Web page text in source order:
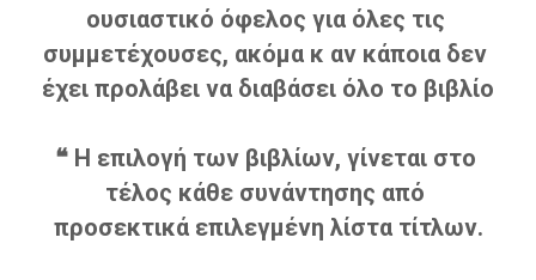
ουσιαστικό όφελος για όλες τις
συμμετέχουσες, ακόμα κ αν κάποια δεν
έχει προλάβει να διαβάσει όλο το βιβλίο
❝ Η επιλογή των βιβλίων, γίνεται στο
τέλος κάθε συνάντησης από
προσεκτικά επιλεγμένη λίστα τίτλων.